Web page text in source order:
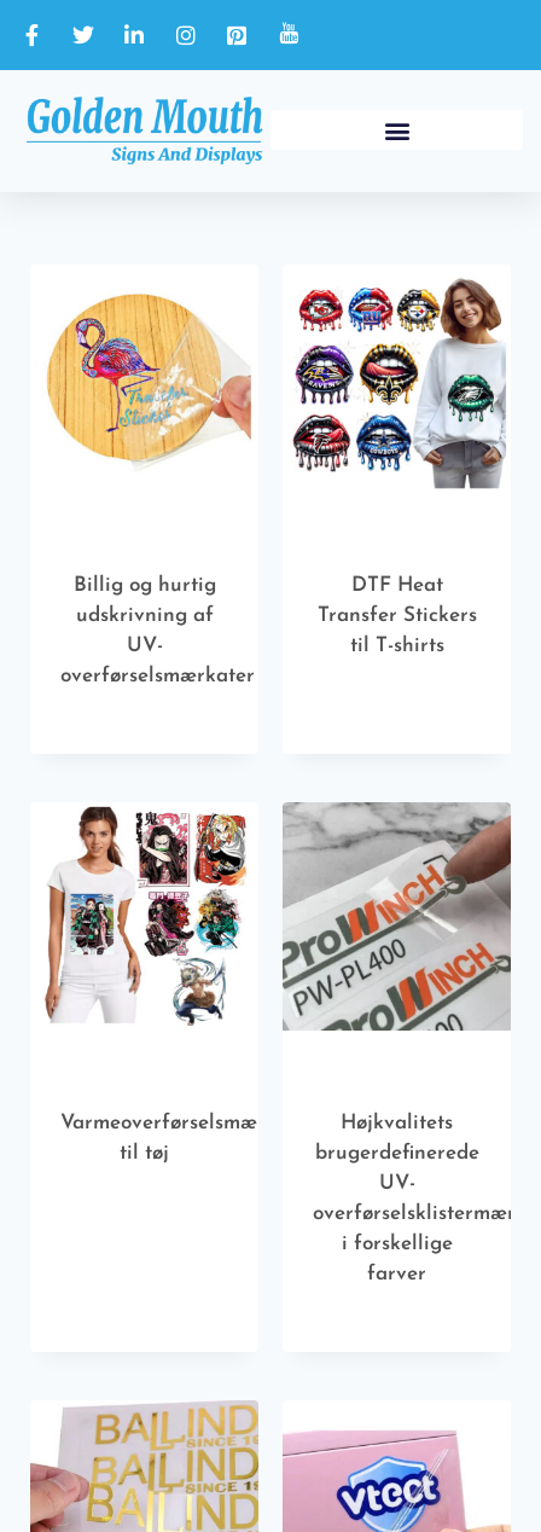
Billig og hurtig
udskrivning af
UV-
overførselsmærkater
DTF Heat
Transfer Stickers
til T-shirts
Varmeoverførselsmærkater
til tøj
Højkvalitets
brugerdefinerede
UV-
i forskellige
farver